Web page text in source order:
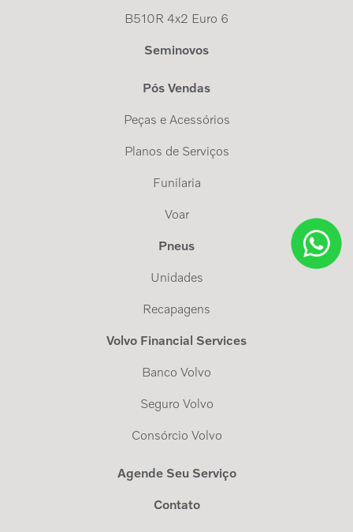
B510R 4x2 Euro 6
Seminovos
Pós Vendas
Peças e Acessórios
Planos de Serviços
Funilaria
Voar
Pneus
Unidades
Recapagens
Volvo Financial Services
Banco Volvo
Seguro Volvo
Consórcio Volvo
Agende Seu Serviço
Contato